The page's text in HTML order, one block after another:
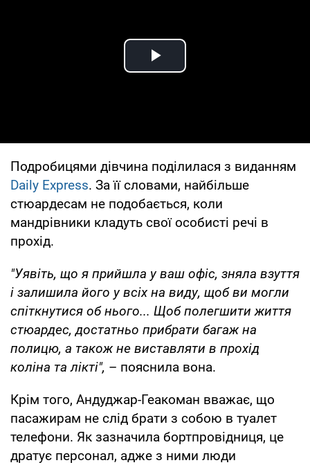
Play Video
Подробицями дівчина поділилася з виданням
Daily Express. За її словами, найбільше
стюардесам не подобається, коли
мандрівники кладуть свої особисті речі в
прохід.
"Уявіть, що я прийшла у ваш офіс, зняла взуття
і залишила його у всіх на виду, щоб ви могли
спіткнутися об нього... Щоб полегшити життя
стюардес, достатньо прибрати багаж на
полицю, а також не виставляти в прохід
коліна та лікті", – пояснила вона.
Крім того, Андуджар-Геакоман вважає, що
пасажирам не слід брати з собою в туалет
телефони. Як зазначила бортпровідниця, це
дратує персонал, адже з ними люди